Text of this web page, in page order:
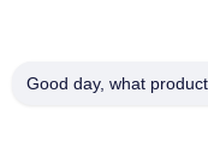
Good day, what